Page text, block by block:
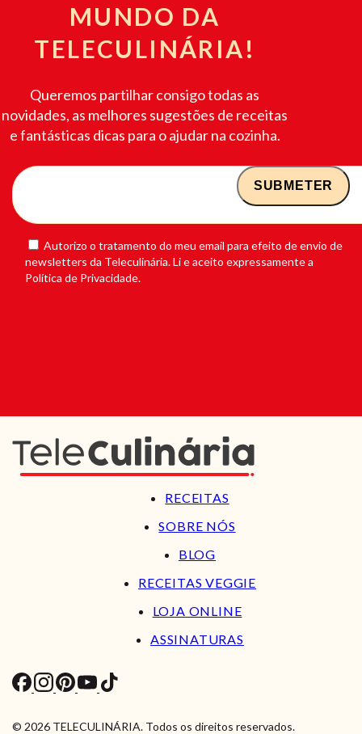
MUNDO DA
TELECULINÁRIA!
Queremos partilhar consigo todas as
novidades, as melhores sugestões de receitas
e fantásticas dicas para o ajudar na cozinha.
Autorizo o tratamento do meu email para efeito de envio de
newsletters da Teleculinária. Li e aceito expressamente a
Política de Privacidade.
RECEITAS
SOBRE NÓS
BLOG
RECEITAS VEGGIE
LOJA ONLINE
ASSINATURAS
© 2026 TELECULINÁRIA. Todos os direitos reservados.